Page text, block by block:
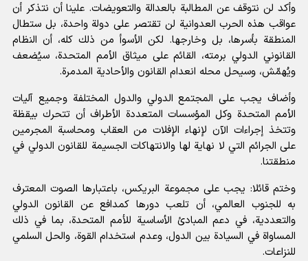
وأكد لن نتوقف عن المطالبة بالعدالة والتعويضات. علينا أن نتذكر أن
عواقب هذه الحرب العدوانية لن تقتصر على دولة واحدة، بل ستطال
المنطقة بأسرها، بل وخارجها. لكن الأسوأ من ذلك كله، أن النظام
القانوني الدولي برمته، القائم على ميثاق الأمم المتحدة، سيُضعف
ويُهمّش، وسيحل محله انعدام القانون والأحادية المدمرة.
وأضاف يجب على المجتمع الدولي والدول المختلفة وجميع آليات
الأمم المتحدة وكل المؤسسات المتعددة الأطراف أن تتحرك بيقظة
وتتخذ إجراءات الآن لإنهاء الإفلات من العقاب ومحاسبة المجرمين
على الجرائم التي لا نهاية لها والانتهاكات الجسيمة للقانون الدولي في
منطقتنا.
وختم قائلا: يجب على مجموعة البريكس، باعتبارها الصوت المعترف
به للجنوب العالمي، أن تلعب دورها كمدافع عن القانون الدولي
والتعددية، في دعم المبادئ الأساسية للأمم المتحدة، بما في ذلك
المساواة في السيادة بين الدول، وعدم استخدام القوة، والحل السلمي
للنزاعات.